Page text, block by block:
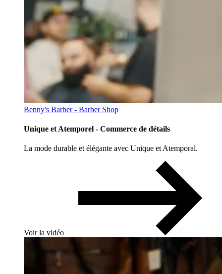
Benny's Barber - Barber Shop
Unique et Atemporel - Commerce de détails
La mode durable et élégante avec Unique et Atemporal.
Voir la vidéo